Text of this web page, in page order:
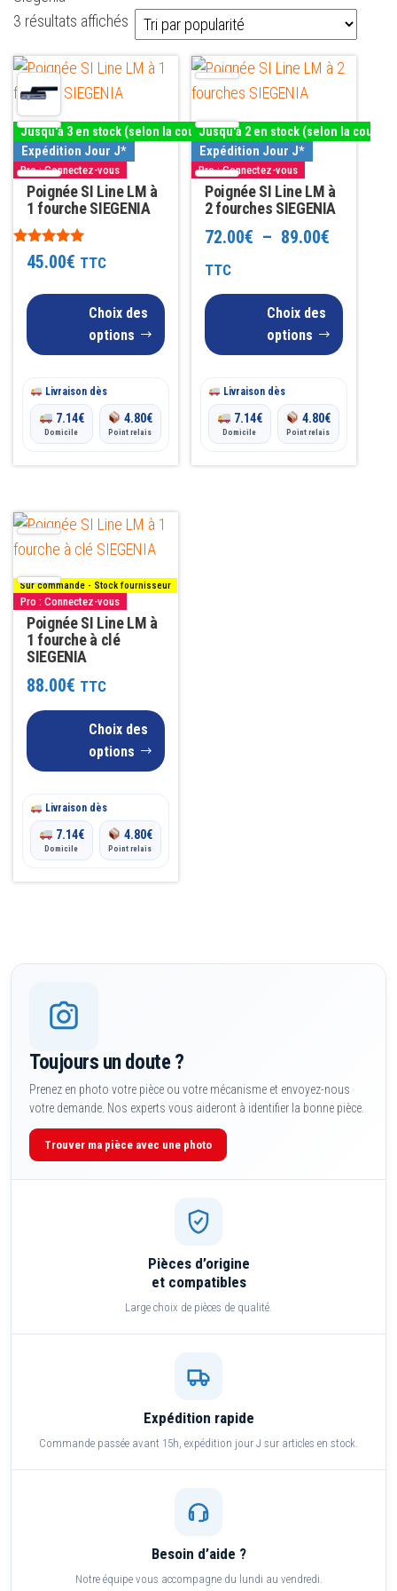
3 résultats affichés Trié
par
popularité
Jusqu'à 3 en stock (selon la couleur)
Expédition Jour J*
Pro : Connectez-vous
Poignée SI Line LM à
1 fourche SIEGENIA
Note
5.0045.00€ TTC
Choix des
options
Ce
produit
a
plusieurs
variations.
Les
options
peuvent
être
choisies
sur
produit
Livraison dès
7.14€
Domicile
4.80€
Point relais
Jusqu'à 2 en stock (selon la
Expédition Jour J*
Pro : Connectez-vous
Poignée SI Line LM à
2 fourches SIEGENIA
72.00€ – 89.00€Plage
prix :
72.00€
TTC
Choix des
options
Ce
produit
a
plusieurs
variations.
Les
options
peuvent
être
choisies
sur
produit
Livraison dès
7.14€
Domicile
4.80€
Point relais
Sur commande - Stock fournisseur
Pro : Connectez-vous
Poignée SI Line LM à
1 fourche à clé
SIEGENIA
88.00€ TTC
Choix des
options
Ce
produit
a
plusieurs
variations.
Les
peuvent
être
page
Livraison dès
7.14€
Domicile
4.80€
Point relais
Toujours un doute ?
Prenez en photo votre pièce ou votre mécanisme et envoyez-nous
votre demande. Nos experts vous aideront à identifier la bonne pièce.
Trouver ma pièce avec une photo
Pièces d’origine
et compatibles
Large choix de pièces de qualité.
Expédition rapide
Commande passée avant 15h, expédition jour J sur articles en stock.
Besoin d’aide ?
Notre équipe vous accompagne du lundi au vendredi.